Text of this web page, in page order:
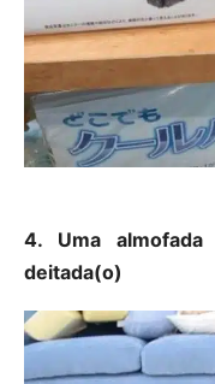
4. Uma
deitada(o)